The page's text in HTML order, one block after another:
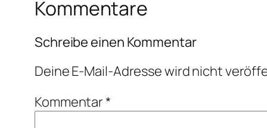
Kommentare
Schreibe einen Kommentar
Deine E-Mail-Adresse wird nicht
Kommentar*